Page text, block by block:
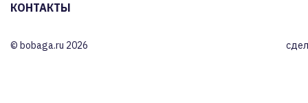
КОНТАКТЫ
© bobaga.ru 2026